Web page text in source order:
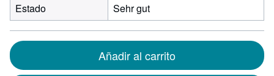
Estado
Sehr gut
Añadir al carrito